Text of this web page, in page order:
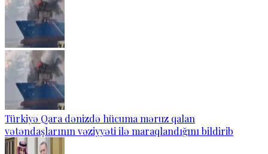
Türkiyə Qara dənizdə hücuma məruz qalan
vətəndaşlarının vəziyyəti ilə maraqlandığını bildirib